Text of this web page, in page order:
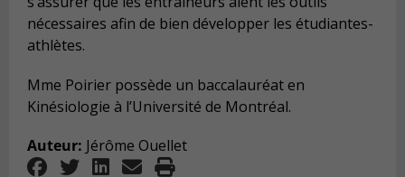
nécessaires afin de bien développer les étudiantes-
athlètes.
Mme Poirier possède un baccalauréat en
Kinésiologie à l’Université de Montréal.
Auteur: Jérôme Ouellet